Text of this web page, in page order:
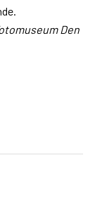
Den